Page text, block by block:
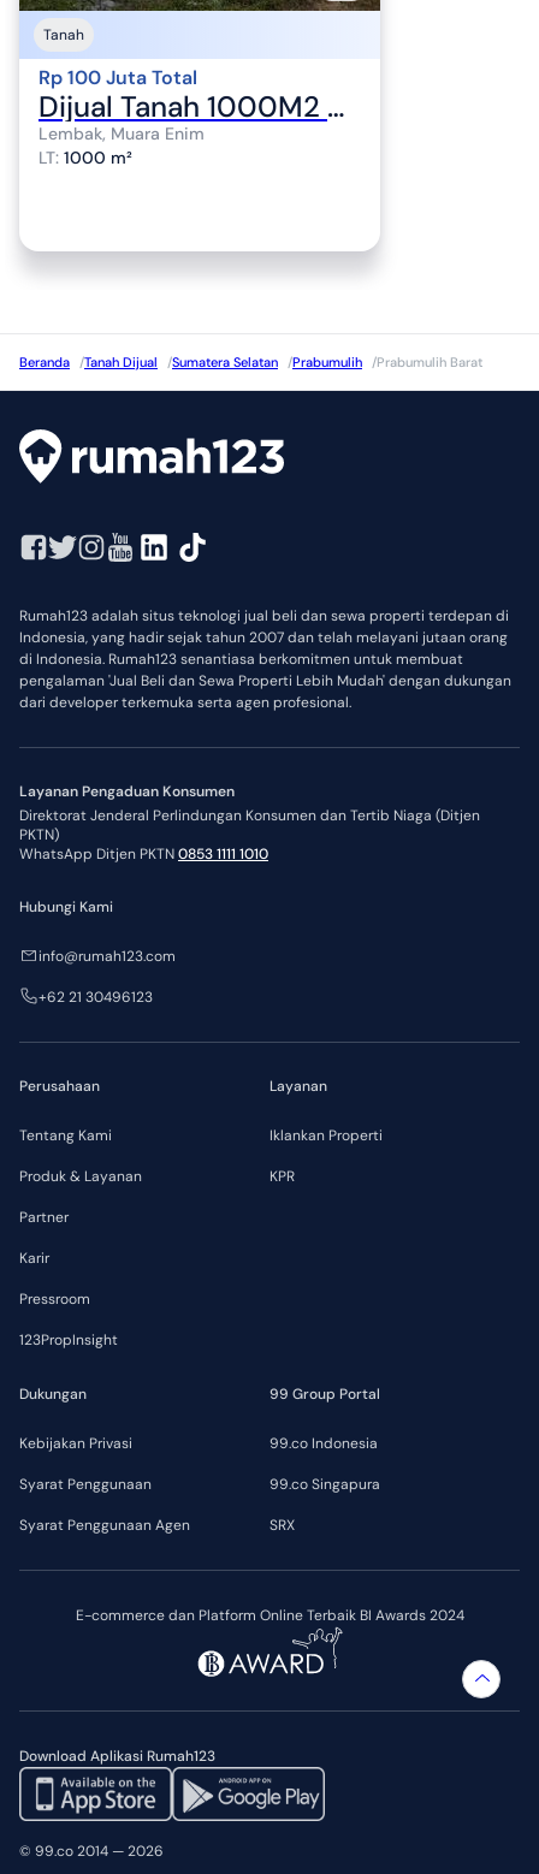
Tanah
Rp 100 Juta Total
Dijual Tanah 1000M2 Dekat Tahu Sumedang di Lembak Muara Enim (Sebelum Prabumulih)
Lembak, Muara Enim
LT: 1000 m²
Beranda /Tanah Dijual /Sumatera Selatan /Prabumulih /Prabumulih Barat
Rumah123 adalah situs teknologi jual beli dan sewa properti terdepan di
Indonesia, yang hadir sejak tahun 2007 dan telah melayani jutaan orang
di Indonesia. Rumah123 senantiasa berkomitmen untuk membuat
pengalaman 'Jual Beli dan Sewa Properti Lebih Mudah' dengan dukungan
dari developer terkemuka serta agen profesional.
Layanan Pengaduan Konsumen
Direktorat Jenderal Perlindungan Konsumen dan Tertib Niaga (Ditjen
PKTN)
WhatsApp Ditjen PKTN0853 1111 1010
E-commerce dan Platform Online Terbaik BI Awards 2024
Download Aplikasi Rumah123
Perusahaan
Tentang Kami
Produk & Layanan
Partner
Karir
Pressroom
123PropInsight
Layanan
Iklankan Properti
KPR
Dukungan
Kebijakan Privasi
Syarat Penggunaan
Syarat Penggunaan Agen
99 Group Portal
99.co Indonesia
99.co Singapura
SRX
Hubungi Kami
info@rumah123.com
+62 21 30496123
© 99.co 2014 — 2026